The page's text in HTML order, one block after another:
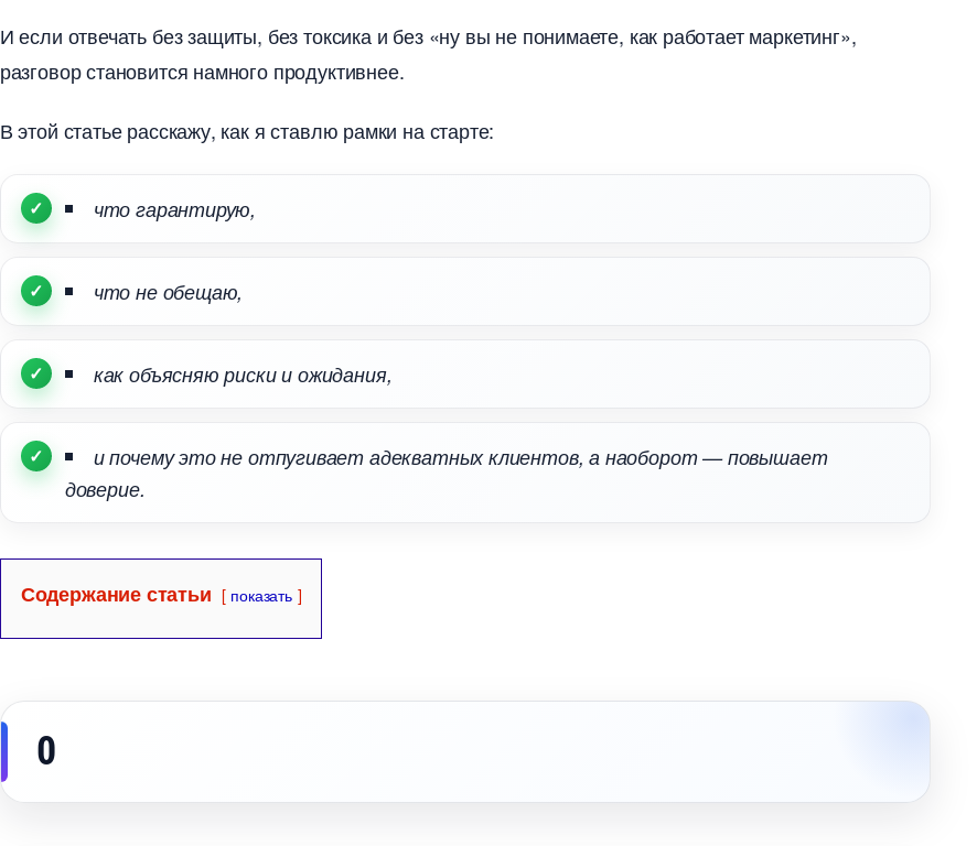
И если отвечать без защиты, без токсика и без «ну вы не понимаете, как работает маркетинг»,
разговор становится намного продуктивнее.
этой статье расскажу, как я ставлю рамки на старте:
что гарантирую,
что не обещаю,
как объясняю риски и ожидания,
и почему это не отпугивает адекватных клиентов, а наоборот — повышает
доверие.
Содержание статьи показать
0